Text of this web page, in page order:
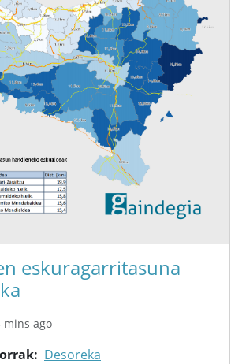
eskuragarritasuna
mins ago
Desoreka